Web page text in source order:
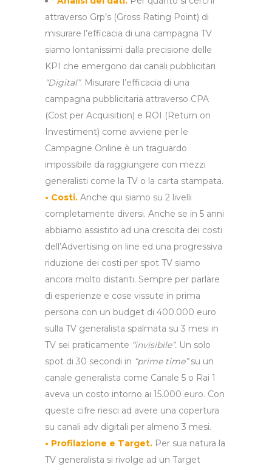
attraverso Grp’s (Gross Rating Point) di
misurare l’efficacia di una campagna TV
siamo lontanissimi dalla precisione delle
KPI che emergono dai canali pubblicitari
“Digital”. Misurare l’efficacia di una
campagna pubblicitaria attraverso CPA
(Cost per Acquisition) e ROI (Return on
Investiment) come avviene per le
Campagne Online è un traguardo
impossibile da raggiungere con mezzi
generalisti come la TV o la carta stampata.
• Costi. Anche qui siamo su 2 livelli
completamente diversi. Anche se in 5 anni
abbiamo assistito ad una crescita dei costi
dell’Advertising on line ed una progressiva
riduzione dei costi per spot TV siamo
ancora molto distanti. Sempre per parlare
di esperienze e cose vissute in prima
persona con un budget di 400.000 euro
sulla TV generalista spalmata su 3 mesi in
TV sei praticamente “invisibile”. Un solo
spot di 30 secondi in “prime time”su un
canale generalista come Canale 5 o Rai 1
aveva un costo intorno ai 15.000 euro. Con
queste cifre riesci ad avere una copertura
su canali adv digitali per almeno 3 mesi.
• Profilazione e Target. Per sua natura la
TV generalista si rivolge ad un Target